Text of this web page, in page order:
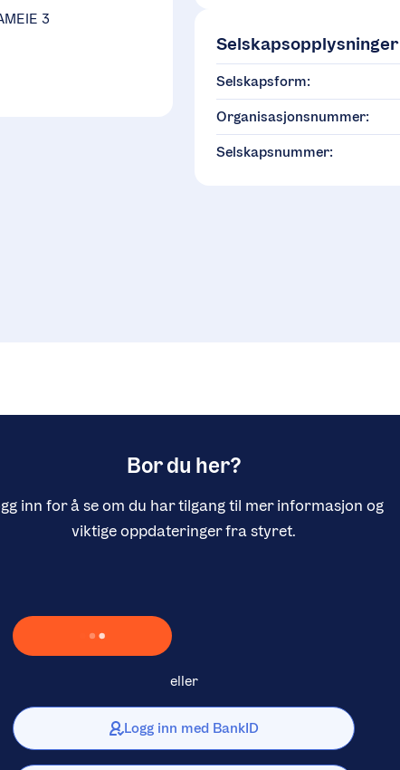
3
Selskapsopplysninger
Selskapsform:
Organisasjonsnummer:
Selskapsnummer:
Bor du her?
inn for å se om du har tilgang til mer informasjon og
viktige oppdateringer fra styret.
Laster inn Vipps …
eller
Logg inn med BankID